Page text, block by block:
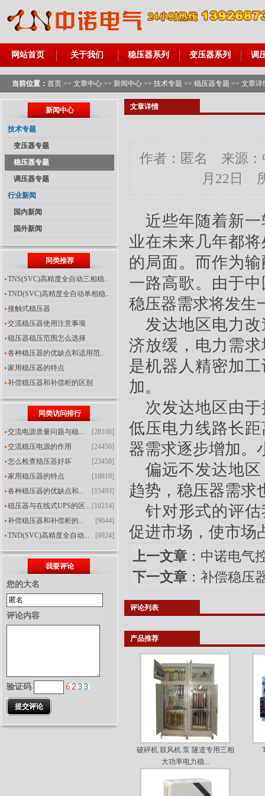
网站首页 关于我们 稳压器系列 变压器系列 调
当前位置： 首页 >> 文章中心 >> 新闻中心 >> 技术专题 >> 稳压器专题 >> 文章详
新闻中心
技术专题
变压器专题
稳压器专题
调压器专题
行业新闻
国内新闻
国外新闻
同类推荐
TNS(SVC)高精度全自动三相稳..
TND(SVC)高精度全自动单相稳..
接触式稳压器
交流稳压器使用注意事项
稳压器稳压范围怎么选择
各种稳压器的优缺点和适用范..
家用稳压器的特点
补偿稳压器和补偿柜的区别
同类访问排行
[28106]
交流电源质量问题与稳...
[24450]
交流稳压电源的作用
[23458]
怎么检查稳压器好坏
[18819]
家用稳压器的特点
[15493]
各种稳压器的优缺点和...
[10214]
稳压器与在线式UPS的区...
[9644]
补偿稳压器和补偿柜的...
[8924]
TND(SVC)高精度全自动...
我要评论
您的大名
评论内容
验证码
文章详情
作者：匿名 来源：
月22日
近些年随着新
业在未来几年都
的局面。而作为
一路高歌。由于
稳压器需求将发生
发达地区电力
济放缓，电力需
是机器人精密加
加。
次发达地区由
低压电力线路长
器需求逐步增加。
偏远不发达地
趋势，稳压器需求
针对形式的评
促进市场，使市场
上一文章 ： 中诺电气
下一文章 ： 补偿稳压
评论列表
产品推荐
破碎机 鼓风机 泵 隧道专用三相
大功率电力稳...